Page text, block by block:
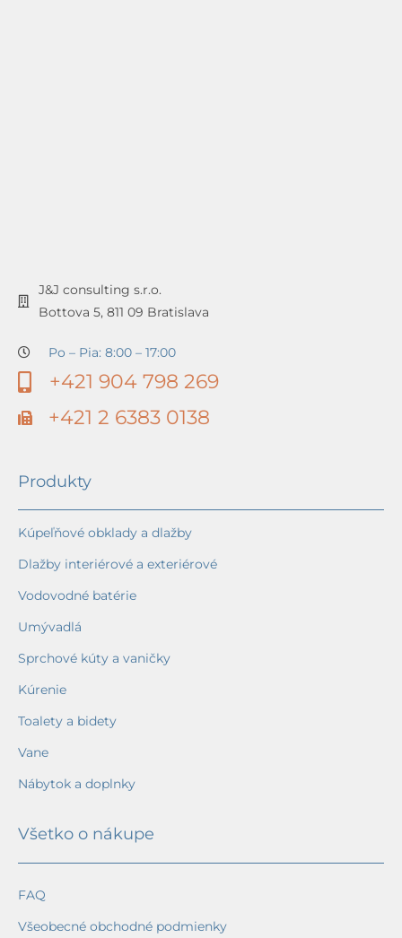
J&J consulting s.r.o.
Bottova 5, 811 09 Bratislava
Po – Pia: 8:00 – 17:00
+421 904 798 269
+421 2 6383 0138
Produkty
Kúpeľňové obklady a dlažby
Dlažby interiérové a exteriérové
Vodovodné batérie
Umývadlá
Sprchové kúty a vaničky
Kúrenie
Toalety a bidety
Vane
Nábytok a doplnky
Všetko o nákupe
FAQ
Všeobecné obchodné podmienky